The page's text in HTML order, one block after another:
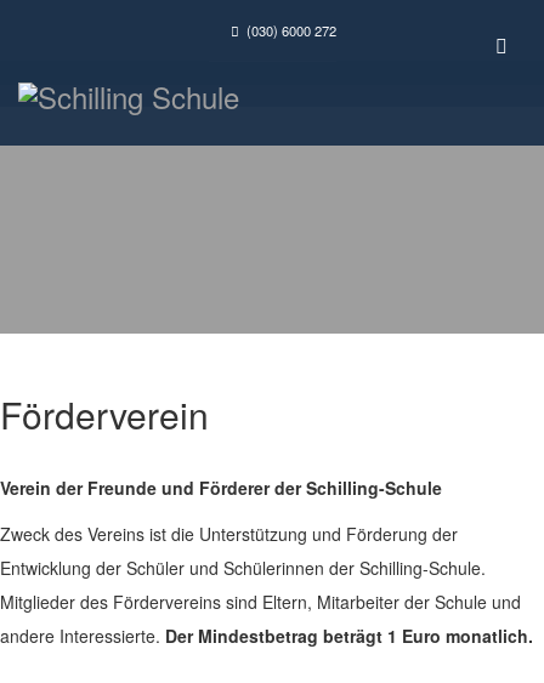
(030) 6000 272
Förderverein
Verein der Freunde und Förderer der Schilling-Schule
Zweck des Vereins ist die Unterstützung und Förderung der
Entwicklung der Schüler und Schülerinnen der Schilling-Schule.
Mitglieder des Fördervereins sind Eltern, Mitarbeiter der Schule und
andere Interessierte. Der Mindestbetrag beträgt 1 Euro monatlich.